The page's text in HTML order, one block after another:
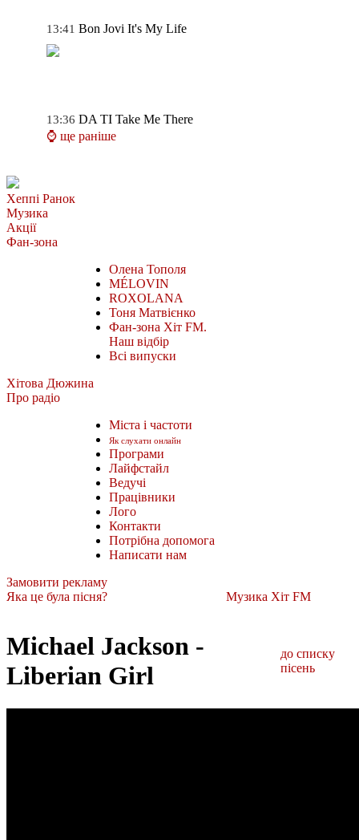
13:41 Bon Jovi It's My Life
13:36 DA TI Take Me There
⌚ ще раніше
Хеппі Ранок
Музика
Акції
Фан-зона
Олена Тополя
MÉLOVIN
ROXOLANA
Тоня Матвієнко
Фан-зона Хіт FM.
Наш відбір
Всі випуски
Хітова Дюжина
Про радіо
Міста і частоти
Як слухати онлайн
Програми
Лайфстайл
Ведучі
Працівники
Лого
Контакти
Потрібна допомога
Написати нам
Замовити рекламу
Яка це була пісня?
Музика Хіт FM
Michael Jackson -
Liberian Girl
до списку
пісень